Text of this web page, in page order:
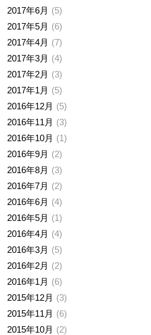
2017年6月
5
2017年5月
6
2017年4月
7
2017年3月
4
2017年2月
3
2017年1月
5
2016年12月
5
2016年11月
3
2016年10月
1
2016年9月
2
2016年8月
3
2016年7月
2
2016年6月
4
2016年5月
1
2016年4月
4
2016年3月
5
2016年2月
2
2016年1月
6
2015年12月
3
2015年11月
6
2015年10月
2